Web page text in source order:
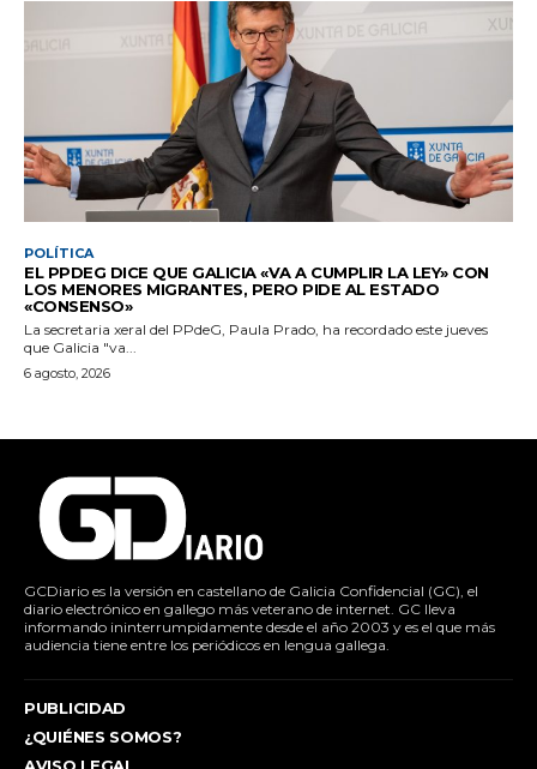
POLÍTICA
EL PPDEG DICE QUE GALICIA «VA A CUMPLIR LA LEY» CON
LOS MENORES MIGRANTES, PERO PIDE AL ESTADO
«CONSENSO»
La secretaria xeral del PPdeG, Paula Prado, ha recordado este jueves
que Galicia "va...
6 agosto, 2026
GCDiario es la versión en castellano de Galicia Confidencial (GC), el
diario electrónico en gallego más veterano de internet. GC lleva
informando ininterrumpidamente desde el año 2003 y es el que más
audiencia tiene entre los periódicos en lengua gallega.
PUBLICIDAD
¿QUIÉNES SOMOS?
AVISO LEGAL